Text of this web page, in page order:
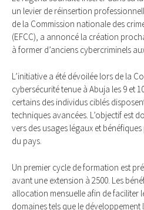
un levier de réinsertion
de la Commission nationale des
(EFCC), a annoncé la création
à former d’anciens cybercriminels
L’initiative a été dévoilée lors de la
cybersécurité tenue à Abuja les 9 et
certains des individus ciblés
techniques avancées. L’objectif est
vers des usages légaux et
du pays.
Un premier cycle de formation est
avant une extension à 2500. Les
allocation mensuelle afin de faciliter
domaines tels que le